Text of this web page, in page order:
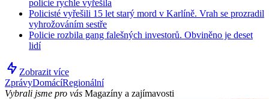
policie rychle vyřešila
Policisté vyřešili 15 let starý mord v Karlíně. Vrah se prozradil
vyhrožováním sestře
Policie rozbila gang falešných investorů. Obviněno je deset
lidí
Zobrazit více
ZprávyDomácíRegionální
Vybrali jsme pro vás Magazíny a zajímavosti